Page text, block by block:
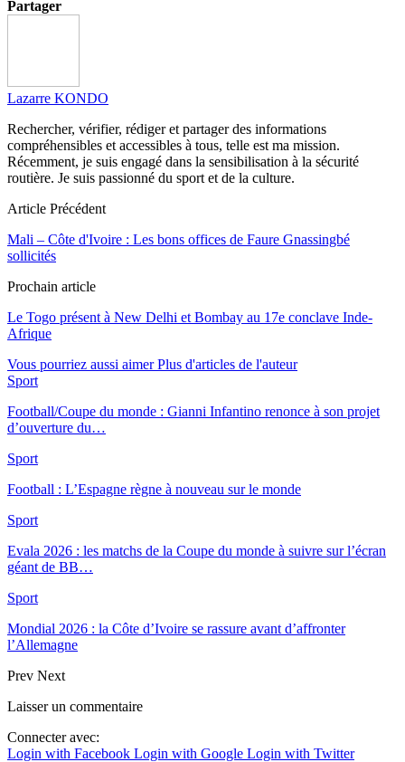
Partager
Lazarre KONDO
Rechercher, vérifier, rédiger et partager des informations
compréhensibles et accessibles à tous, telle est ma mission.
Récemment, je suis engagé dans la sensibilisation à la sécurité
routière. Je suis passionné du sport et de la culture.
Article Précédent
Mali – Côte d'Ivoire : Les bons offices de Faure Gnassingbé
sollicités
Prochain article
Le Togo présent à New Delhi et Bombay au 17e conclave Inde-
Afrique
Vous pourriez aussi aimer Plus d'articles de l'auteur
Sport
Football/Coupe du monde : Gianni Infantino renonce à son projet
d’ouverture du…
Sport
Football : L’Espagne règne à nouveau sur le monde
Sport
Evala 2026 : les matchs de la Coupe du monde à suivre sur l’écran
géant de BB…
Sport
Mondial 2026 : la Côte d’Ivoire se rassure avant d’affronter
l’Allemagne
Prev Next
Laisser un commentaire
Connecter avec:
Login with Facebook Login with Google Login with Twitter